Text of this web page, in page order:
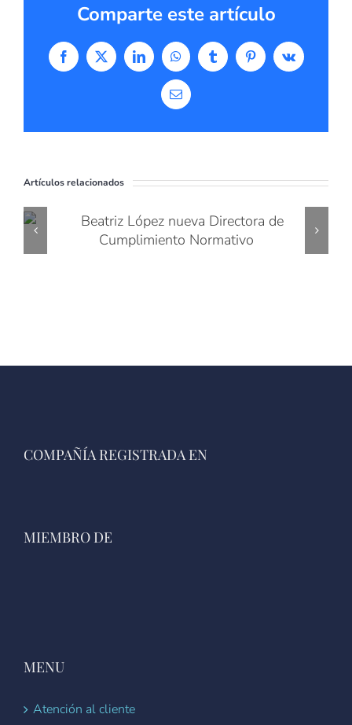
Comparte este artículo
Facebook
X LinkedInWhatsAppTumblrPinterestVk
Correo
electrónico
Artículos relacionados
COMPAÑÍA REGISTRADA EN
MIEMBRO DE
MENU
Atención al cliente